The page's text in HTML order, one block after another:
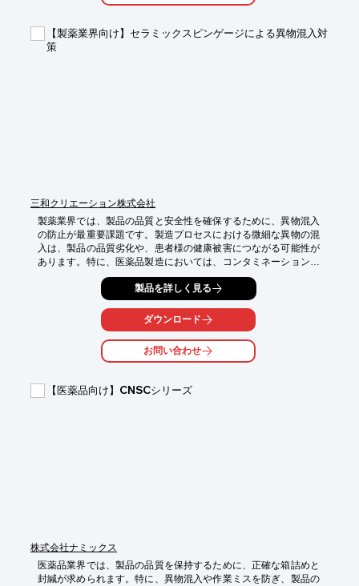
・安全性の向上
・記録の正確性向上
【製薬業界向け】セラミックスピンゲージによる異物混入対
策
三和クリエーション株式会社
製薬業界では、製品の品質と安全性を確保するために、異物混入
の防止が最重要課題です。製造プロセスにおける微細な異物の混
入は、製品の品質劣化や、患者様の健康被害につながる可能性が
あります。特に、医薬品製造においては、コンタミネーションの
リスクを最小限に抑えるための厳格な管理体制が求められます。
当社のセラミックスピンゲージは、錆びに強く、高い精度で微細
な異物を検出できるため、製薬プロセスにおける異物混入対策に
【活用シーン】
・医薬品製造ラインにおける小径穴の内径測定
・測定器校正による品質管理
製品を詳しく見る
ダウンロード
お問い合わせ
【医薬品向け】CNSCシリーズ
株式会社ナミックス
医薬品業界では、製品の品質を保持するために、正確な箱詰めと
封緘が求められます。特に、異物混入や作業ミスを防ぎ、製品の